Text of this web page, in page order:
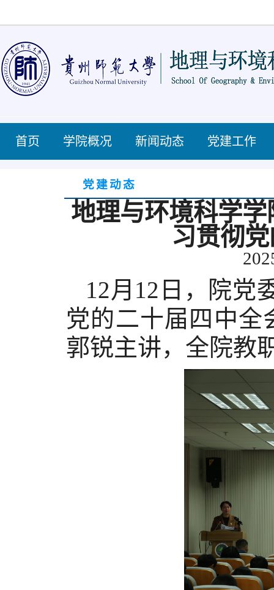
首页 学院概况 新闻动态 党建工作
党建动态
地理与环境科学
习贯彻
12月 12 日，
院党
党的二十届四中全
郭锐主讲，全院教